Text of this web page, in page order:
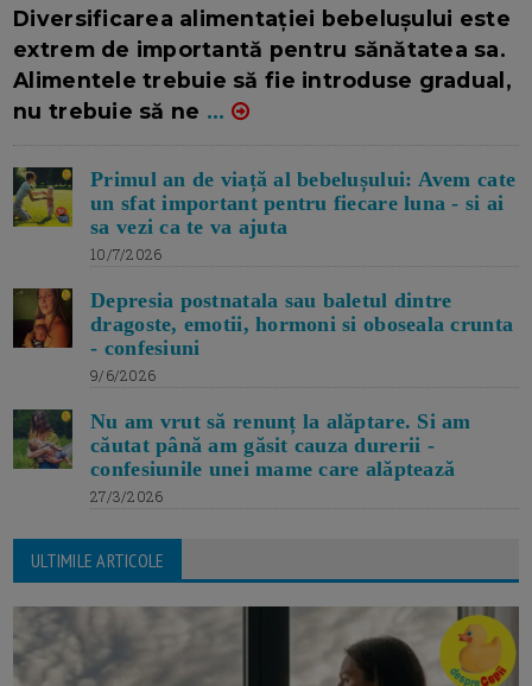
Diversificarea alimentației bebelușului este
extrem de importantă pentru sănătatea sa.
Alimentele trebuie să fie introduse gradual,
nu trebuie să ne ...
Primul an de viață al bebelușului: Avem cate
un sfat important pentru fiecare luna - si ai
sa vezi ca te va ajuta
10/7/2026
Depresia postnatala sau baletul dintre
dragoste, emotii, hormoni si oboseala crunta
- confesiuni
9/6/2026
Nu am vrut să renunț la alăptare. Si am
căutat până am găsit cauza durerii -
confesiunile unei mame care alăptează
27/3/2026
ULTIMILE ARTICOLE